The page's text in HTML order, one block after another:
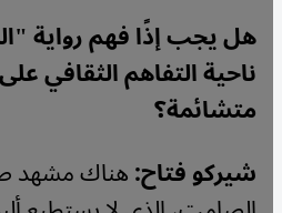
هل يجب إذًا فهم رواية
ناحية التفاهم الثقافي
متشائمة؟
شيركو فتاح:هناك مشهد